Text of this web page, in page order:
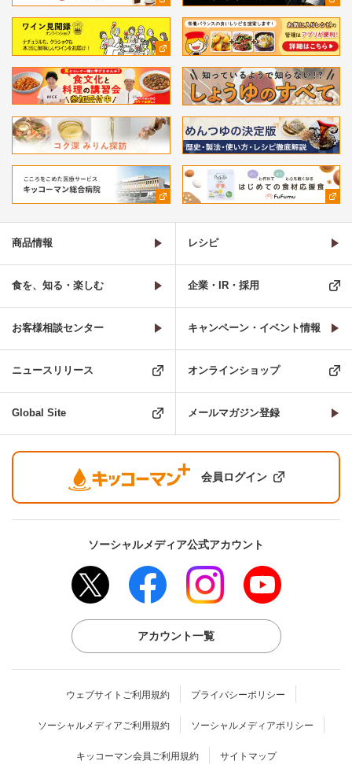
商品情報 レシピ
食を、知る・楽しむ 企業・IR・採用
お客様相談センター キャンペーン・イベント情報
ニュースリリース オンラインショップ
Global Site メールマガジン登録
会員ログイン
ソーシャルメディア公式アカウント
アカウント一覧
ウェブサイトご利用規約 プライバシーポリシー
ソーシャルメディアご利用規約 ソーシャルメディアポリシー
キッコーマン会員ご利用規約 サイトマップ